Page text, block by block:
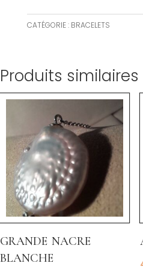
CATÉGORIE : BRACELETS
Produits similaires
grande nacre
blanche